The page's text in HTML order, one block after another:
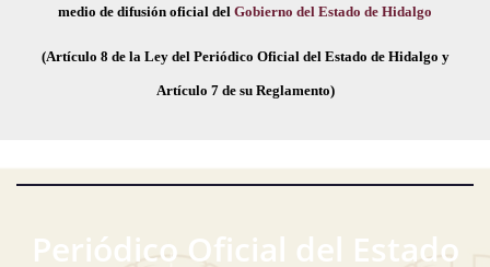
medio de difusión oficial del Gobierno del Estado de Hidalgo
(Artículo 8 de la Ley del Periódico Oficial del Estado de Hidalgo y
Artículo 7 de su Reglamento)
Periódico Oficial del Estado